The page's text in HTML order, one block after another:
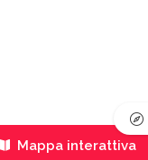
Mappa interattiva